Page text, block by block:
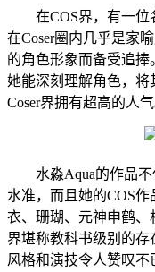
在COS界，有一位
在Coser圈内几乎是家
的角色形象而备受追
她能深刻理解角色，将
Coser界拥有超高的人气
水淼Aqua的作品不
水准，而且她的COS
衣、珊瑚、元神申鹤、
界堪称教科书级别的
风格和演技令人赞叹不